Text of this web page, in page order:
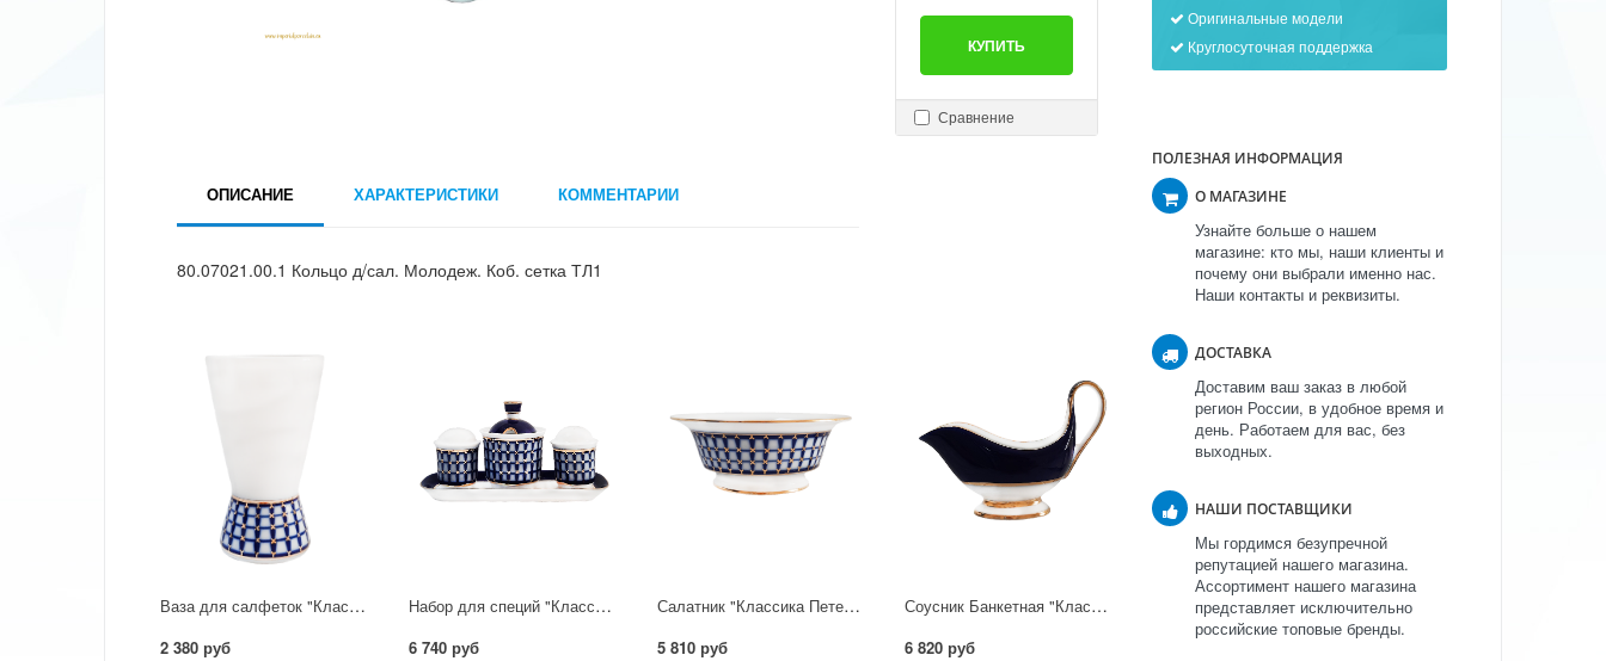
КУПИТЬ
Сравнение
ОПИСАНИЕ ХАРАКТЕРИСТИКИ КОММЕНТАРИИ
80.07021.00.1 Кольцо д/сал. Молодеж. Коб. сетка ТЛ1
Ваза для салфеток "Классика Петербурга"
2 380 руб
Набор для специй "Классика Петербурга"
6 740 руб
Салатник "Классика Петербурга"
5 810 руб
Соусник Банкетная "Классика Петербурга"
6 820 руб
Оригинальные модели
Круглосуточная поддержка
ПОЛЕЗНАЯ ИНФОРМАЦИЯ
О МАГАЗИНЕ
Узнайте больше о нашем
магазине: кто мы, наши клиенты и
почему они выбрали именно нас.
Наши контакты и реквизиты.
ДОСТАВКА
Доставим ваш заказ в любой
регион России, в удобное время и
день. Работаем для вас, без
выходных.
НАШИ ПОСТАВЩИКИ
Мы гордимся безупречной
репутацией нашего магазина.
Ассортимент нашего магазина
представляет исключительно
российские топовые бренды.